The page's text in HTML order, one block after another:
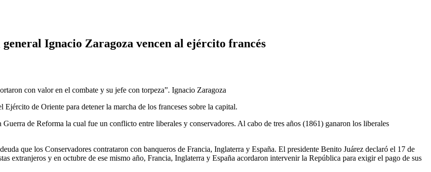
Ignacio Zaragoza vencen al ejército francés
con valor en el combate y su jefe con torpeza”. Ignacio Zaragoza
de Oriente para detener la marcha de los franceses sobre la capital.
de Reforma la cual fue un conflicto entre liberales y conservadores. Al cabo de tres años (1861) ganaron los liberales
que los Conservadores contrataron con banqueros de Francia, Inglaterra y España. El presidente Benito Juárez declaró el 17 de
extranjeros y en octubre de ese mismo año, Francia, Inglaterra y España acordaron intervenir la República para exigir el pago de sus